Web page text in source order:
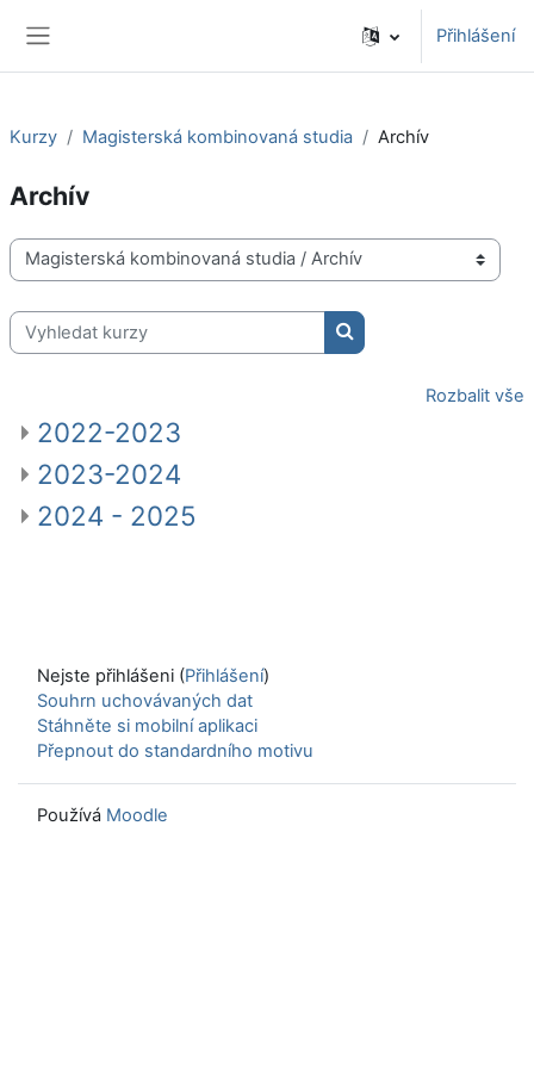
Přihlášení
Kurzy Magisterská kombinovaná studia Archív
Archív
Kategorie kurzů
Vyhledat kurzy
Vyhledat kurzy
Rozbalit vše
2022-2023
2023-2024
2024 - 2025
Nejste přihlášeni (Přihlášení)
Souhrn uchovávaných dat
Stáhněte si mobilní aplikaci
Přepnout do standardního motivu
Používá Moodle